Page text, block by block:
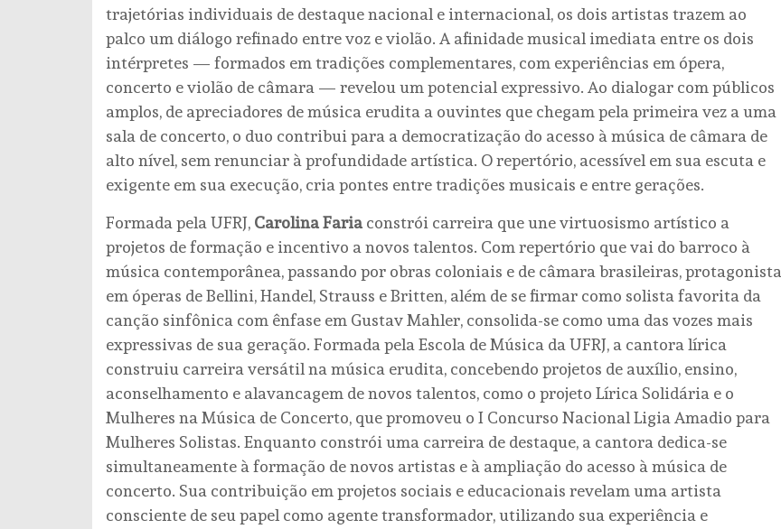
trajetórias individuais de destaque nacional e internacional, os dois artistas trazem ao
palco um diálogo refinado entre voz e violão. A afinidade musical imediata entre os dois
intérpretes — formados em tradições complementares, com experiências em ópera,
concerto e violão de câmara — revelou um potencial expressivo. Ao dialogar com públicos
amplos, de apreciadores de música erudita a ouvintes que chegam pela primeira vez a uma
sala de concerto, o duo contribui para a democratização do acesso à música de câmara de
alto nível, sem renunciar à profundidade artística. O repertório, acessível em sua escuta e
exigente em sua execução, cria pontes entre tradições musicais e entre gerações.
Formada pela UFRJ, Carolina Faria constrói carreira que une virtuosismo artístico a
projetos de formação e incentivo a novos talentos. Com repertório que vai do barroco à
música contemporânea, passando por obras coloniais e de câmara brasileiras, protagonista
em óperas de Bellini, Handel, Strauss e Britten, além de se firmar como solista favorita da
canção sinfônica com ênfase em Gustav Mahler, consolida-se como uma das vozes mais
expressivas de sua geração. Formada pela Escola de Música da UFRJ, a cantora lírica
construiu carreira versátil na música erudita, concebendo projetos de auxílio, ensino,
aconselhamento e alavancagem de novos talentos, como o projeto Lírica Solidária e o
Mulheres na Música de Concerto, que promoveu o I Concurso Nacional Ligia Amadio para
Mulheres Solistas. Enquanto constrói uma carreira de destaque, a cantora dedica-se
simultaneamente à formação de novos artistas e à ampliação do acesso à música de
concerto. Sua contribuição em projetos sociais e educacionais revelam uma artista
consciente de seu papel como agente transformador, utilizando sua experiência e